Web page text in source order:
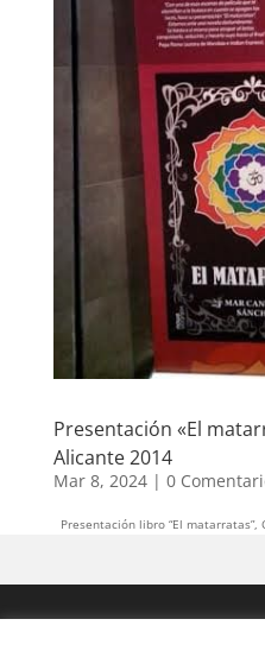
Presentación «El
Alicante 2014
Mar 8, 2024| 0
Presentación libro “El